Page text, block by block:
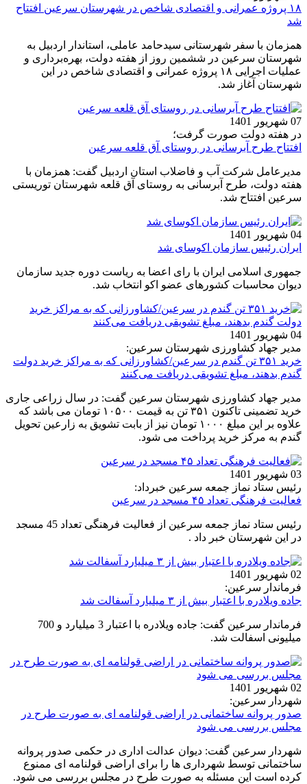
۱۸ پروژه عمرانی و اقتصادی شاخص در شهرستان سرعین افتتاح
شد
همزمان با سفر شهرستانی سیدحامد‌ عاملی، استاندار اردبیل به
شهرستان سرعین در ششمین روز از هفته دولت، بهره‌برداری و
عملیات اجرایی ۱۸ پروژه عمرانی و اقتصادی شاخص در این
شهرستان آغاز شد.
07 شهریور 1401
در هفته دولت صورت گرفت؛
افتتاح طرح آبرسانی در روستای آق قلعه سرعین
مدیرعامل شرکت آب و فاضلاب استان اردبیل گفت: همزمان با
هفته دولت، طرح آبرسانی به روستای آق قلعه شهرستان توریستی
سرعین افتتاح شد.
04 شهریور 1401
ایران رئیس سازمان اکوسای شد
جمهوری اسلامی ایران با رای اعضا به ریاست دوره جدید سازمان
دیوان محاسبات کشورهای عضو اکو انتخاب شد.
04 شهریور 1401
مدیر جهاد کشاورزی شهرستان سرعین:
خرید ۳۵۱ تن گندم در سرعین/کشاورزانی که به مراکز خرید دولت
گندم بدهند، مبلغ تشویقی دریافت می‌کنند
مدیر جهاد کشاورزی شهرستان سرعین گفت: در سال زراعی جاری
خرید تضمینی تاکنون ۳۵۱ تن به قیمت ۱۰۵۰۰ تومان می باشد که
علاوه بر این مبلغ ۱۰۰۰ تومان نیز از بابت تشویق به زارعین تحویل
گندم به مرکز خرید پرداخت می شود‌.
03 شهریور 1401
رئیس ستاد نماز جمعه سرعین خبرداد:
فعالیت فرهنگی تعداد ۴۵ مسجد در سرعین
رئیس ستاد نماز جمعه سرعین از فعالیت فرهنگی تعداد 45 مسجد
در این شهرستان خبر داد .
02 شهریور 1401
فرماندار سرعین:
جاده ویلادره با اعتبار بیش از ۳ میلیارد آسفالت شد
فرماندار سرعین گفت: جاده ویلادره با اعتبار 3 میلیارد و 700
میلیونی اسفالت شد.
02 شهریور 1401
شهردار سرعین:
صدور پروانه ساختمانی در اراضی قولنامه ای به صورت طرح در
مجلس بررسی می شود
شهردار سرعین گفت: دیوان عدالت اداری در حکمی صدور پروانه
ساختمانی توسط شهرداری ها را برای اراضی قولنامه ای ممنوع
کرده است این مسئله به صورت طرح در مجلس بررسی می شود.